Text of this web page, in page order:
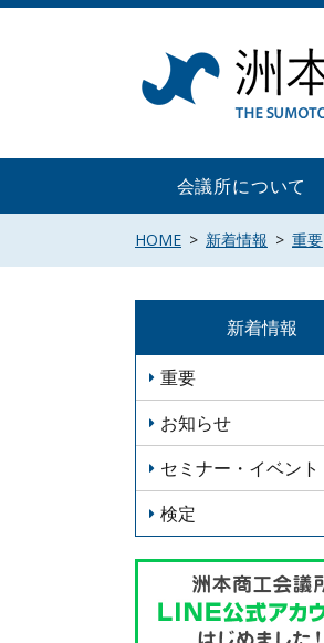
Skip
会議所について
HOME 新着情報 重要
新着情報
重要
お知らせ
セミナー・イベント
検定